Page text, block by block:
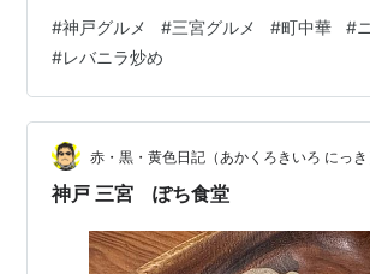
#神戸グルメ #三宮グルメ #町中華 #
#レバニラ炒め
赤・黒・黄色日記（あかくろきいろ にっき
神戸 三宮 ぽち食堂